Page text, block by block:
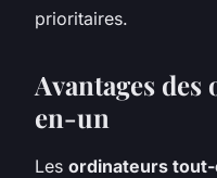
prioritaires.
Avantages
en-un
Les ordinateurs